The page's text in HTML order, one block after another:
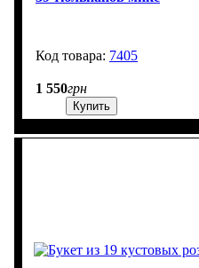
7405
1 550грн
Купить